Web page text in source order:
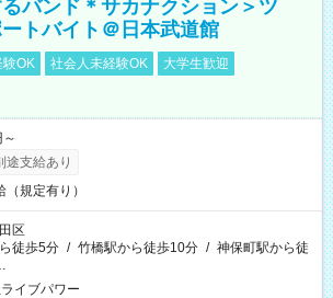
バンド＊サカナクション＞ツ
トバイト＠日本武道館
験OK 社会人未経験OK
大学生歓迎
途支給あり
（規定有り）
区
徒歩5分 / 竹橋駅から徒歩10分 / 神保町駅から徒
イブパワー